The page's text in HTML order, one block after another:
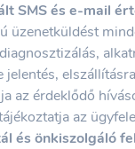
SMS és e-mail
üzenetküldést
jelentés,
az érdeklődő
az
és önkiszolgáló